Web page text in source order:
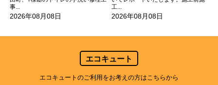
事...
2026年08月08日
工...
2026年08月08日
エコキュート
エコキュートのご利用をお考えの方はこちらから